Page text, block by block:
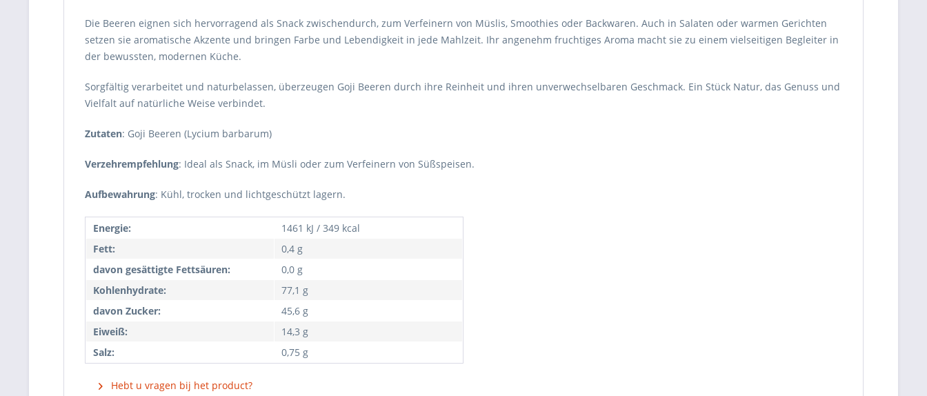
Die Beeren eignen sich hervorragend als Snack zwischendurch, zum Verfeinern von Müslis, Smoothies oder Backwaren. Auch in Salaten oder warmen Gerichten
setzen sie aromatische Akzente und bringen Farbe und Lebendigkeit in jede Mahlzeit. Ihr angenehm fruchtiges Aroma macht sie zu einem vielseitigen Begleiter in
der bewussten, modernen Küche.
Sorgfältig verarbeitet und naturbelassen, überzeugen Goji Beeren durch ihre Reinheit und ihren unverwechselbaren Geschmack. Ein Stück Natur, das Genuss und
Vielfalt auf natürliche Weise verbindet.
Zutaten: Goji Beeren (Lycium barbarum)
Verzehrempfehlung: Ideal als Snack, im Müsli oder zum Verfeinern von Süßspeisen.
Aufbewahrung: Kühl, trocken und lichtgeschützt lagern.
Energie:
1461 kJ / 349 kcal
Fett:
0,4 g
davon gesättigte Fettsäuren:
0,0 g
Kohlenhydrate:
77,1 g
davon Zucker:
45,6 g
Eiweiß:
14,3 g
Salz:
0,75 g
Hebt u vragen bij het product?